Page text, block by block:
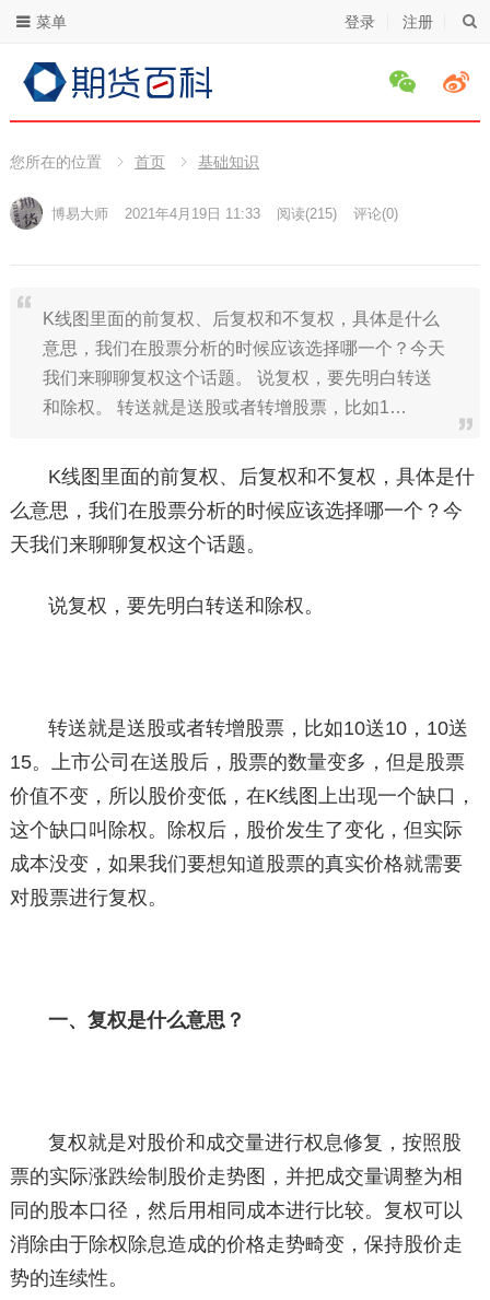
登录 注册
菜单
您所在的位置 首页 基础知识
博易大师 2021年4月19日 11:33 阅读(215) 评论(0)
K线图里面的前复权、后复权和不复权，具体是什么
意思，我们在股票分析的时候应该选择哪一个？今天
我们来聊聊复权这个话题。 说复权，要先明白转送
和除权。 转送就是送股或者转增股票，比如1…
K线图里面的前复权、后复权和不复权，具体是什
么意思，我们在股票分析的时候应该选择哪一个？今
天我们来聊聊复权这个话题。
说复权，要先明白转送和除权。
转送就是送股或者转增股票，比如10送10，10送
15。上市公司在送股后，股票的数量变多，但是股票
价值不变，所以股价变低，在K线图上出现一个缺口，
这个缺口叫除权。除权后，股价发生了变化，但实际
成本没变，如果我们要想知道股票的真实价格就需要
对股票进行复权。
一、复权是什么意思？
复权就是对股价和成交量进行权息修复，按照股
票的实际涨跌绘制股价走势图，并把成交量调整为相
同的股本口径，然后用相同成本进行比较。复权可以
消除由于除权除息造成的价格走势畸变，保持股价走
势的连续性。